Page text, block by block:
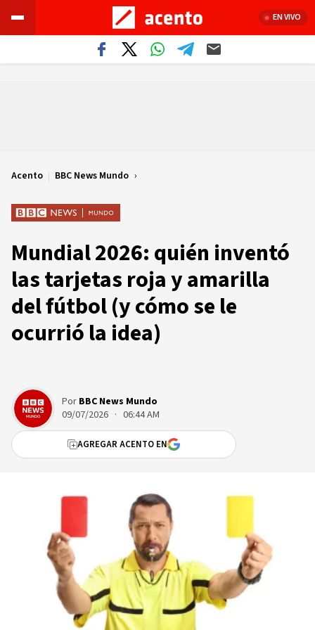
EN VIVO
Acento | BBC News Mundo
Mundial 2026: quién inventó
las tarjetas roja y amarilla
del fútbol (y cómo se le
ocurrió la idea)
Por BBC News Mundo
09/07/2026 · 06:44 AM
AGREGAR ACENTO EN